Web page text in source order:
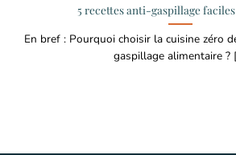
5 recettes anti-gaspillage
En bref : Pourquoi choisir la cuisine zéro
gaspillage alimentaire ?